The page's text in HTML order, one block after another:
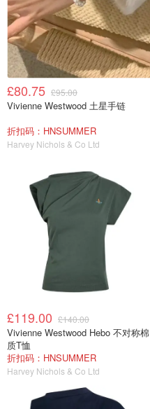
£80.75 £95.00
Vivienne Westwood 土星手链
折扣码：HNSUMMER
Harvey Nichols & Co Ltd
£119.00 £140.00
Vivienne Westwood Hebo 不对称棉
质T恤
折扣码：HNSUMMER
Harvey Nichols & Co Ltd